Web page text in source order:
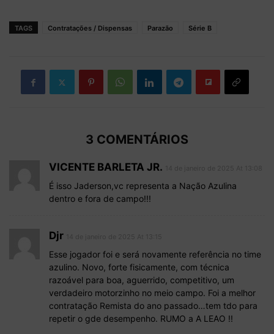
TAGS Contratações / Dispensas Parazão Série B
3 COMENTÁRIOS
VICENTE BARLETA JR.
É isso Jaderson,vc representa a Nação Azulina
dentro e fora de campo!!!
Djr
Esse jogador foi e será novamente referência no time
azulino. Novo, forte fisicamente, com técnica
razoável para boa, aguerrido, competitivo, um
verdadeiro motorzinho no meio campo. Foi a melhor
contratação Remista do ano passado…tem tdo para
repetir o gde desempenho. RUMO a A LEAO !!